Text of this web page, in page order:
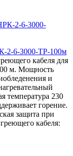
2-6-3000-ТР-100м
кабеля для
м. Мощность
и
температура 230
горение.
защита при
кабеля: